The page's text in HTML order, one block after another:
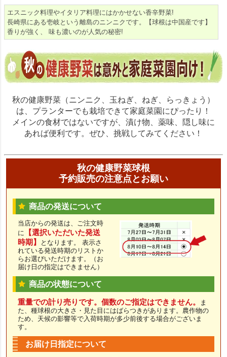
エスニック料理やイタリア料理にはかかせない香辛野菜!
長崎県にある壱岐という離島のニンニクです。【球根は中国産です】
香りが強く、 味も濃いのが人気の秘密!
秋の健康野菜（ニンニク、玉ねぎ、ねぎ、らっきょう）
は、プランターでも栽培できて家庭菜園にぴったり！
メインの食材ではないですが、漬け物、薬味、隠し味に
あれば便利です。ぜひ、挑戦してみてください！
秋の健康野菜球根
予約販売の注意点とお願い
商品の発送について
当店からの発送は、ご注文時
に
【選択いただいた発送
時期】
となります。 表示さ
れている発送時期のリストか
らお選びいただけます。（お
届け日の指定はできません）
商品の状態について
重量での計り売りです。個数のご指定はできません。
ま
た、種球根の大きさ・見た目にはばらつきがあります。農作物の
ため、天候の影響等で入荷時期が多少前後する場合がございま
す。
お届け日指定について